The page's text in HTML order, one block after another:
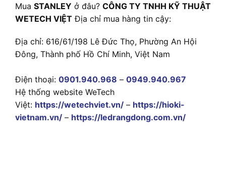
Mua STANLEY ở đâu? CÔNG TY TNHH KỸ THUẬT
WETECH VIỆT Địa chỉ mua hàng tin cậy:
Địa chỉ: 616/61/198 Lê Đức Thọ, Phường An Hội
Đông, Thành phố Hồ Chí Minh, Việt Nam
Điện thoại: 0901.940.968 – 0949.940.967
Hệ thống website WeTech
Việt: https://wetechviet.vn/ – https://hioki-
vietnam.vn/ – https://ledrangdong.com.vn/